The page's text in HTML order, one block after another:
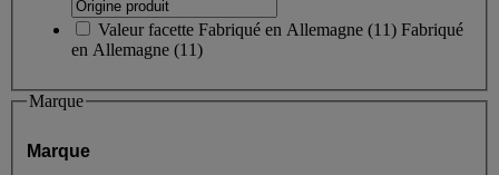
Valeur facette Fabriqué en Allemagne (11) Fabriqué
en Allemagne (11)
Marque
Marque